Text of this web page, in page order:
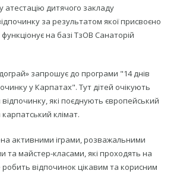
дитячого закладу
за результатом якої присвоєно
на базі ТзОВ Санаторій
запрошує до програми "14 днів
у Карпатах". Тут дітей очікують
відпочинку, які поєднують європейський
клімат.
активними іграми, розважальними
та майстер-класами, які проходять на
робить відпочинок цікавим та корисним